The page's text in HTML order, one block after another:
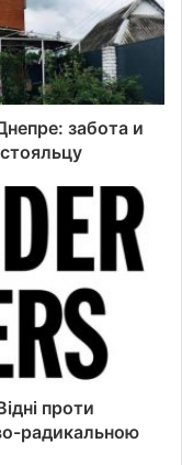
забота и
проти
радикальною